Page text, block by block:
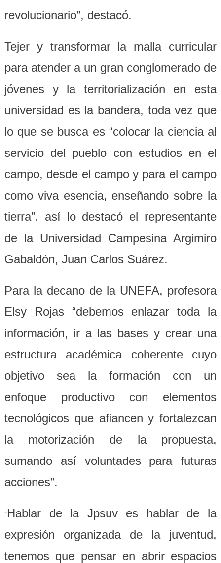
revolucionario”, destacó.
Tejer y transformar la malla curricular
para atender a un gran conglomerado de
jóvenes y la territorialización en esta
universidad es la bandera, toda vez que
lo que se busca es “colocar la ciencia al
servicio del pueblo con estudios en el
campo, desde el campo y para el campo
como viva esencia, enseñando sobre la
tierra”, así lo destacó el representante
de la Universidad Campesina Argimiro
Gabaldón, Juan Carlos Suárez.
Para la decano de la UNEFA, profesora
Elsy Rojas “debemos enlazar toda la
información, ir a las bases y crear una
estructura académica coherente cuyo
objetivo sea la formación con un
enfoque productivo con elementos
tecnológicos que afiancen y fortalezcan
la motorización de la propuesta,
sumando así voluntades para futuras
acciones”.
“Hablar de la Jpsuv es hablar de la
expresión organizada de la juventud,
tenemos que pensar en abrir espacios